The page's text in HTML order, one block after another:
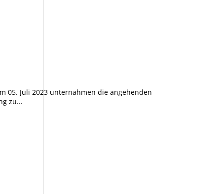
05. Juli 2023 unternahmen die angehenden
zu...